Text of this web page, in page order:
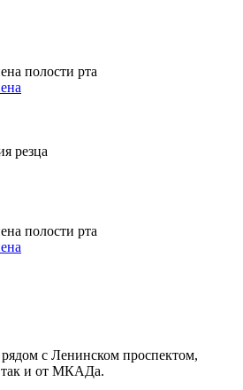
полости рта
резца
полости рта
с Ленинском проспектом,
так и от МКАДа.